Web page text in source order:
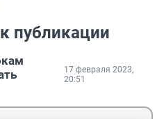
публикации
17 февраля 2023,
20:51